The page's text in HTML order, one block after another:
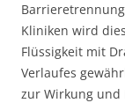
Kliniken wird
Flüssigkeit mit
Verlaufes
zur Wirkung und